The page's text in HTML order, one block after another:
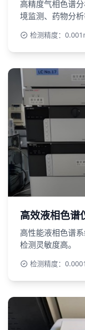
高精度气相色谱
境监测、药物分析
检测精度：
高效液相色谱
高性能液相色谱
检测灵敏度高。
检测精度：